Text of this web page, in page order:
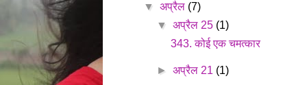
▼अप्रैल (7)
▼अप्रैल 25 (1)
343. कोई एक चमत्कार
►अप्रैल 21 (1)